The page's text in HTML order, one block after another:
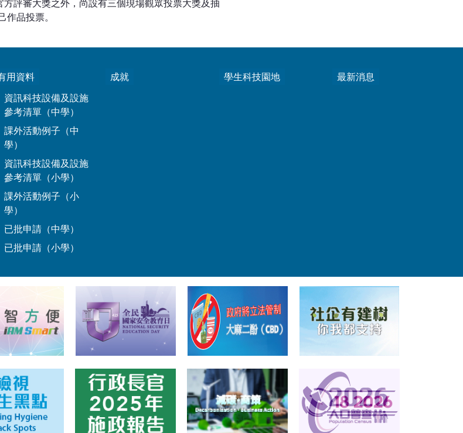
評審⼤獎之外，尚設有三個現場觀眾投票大獎及抽
品投票。
用資料
資訊科技設備及設施
參考清單（中學）
課外活動例子（中
學）
資訊科技設備及設施
參考清單（小學）
課外活動例子（小
學）
已批申請（中學）
已批申請（小學）
成就 學生科技園地 最新消息